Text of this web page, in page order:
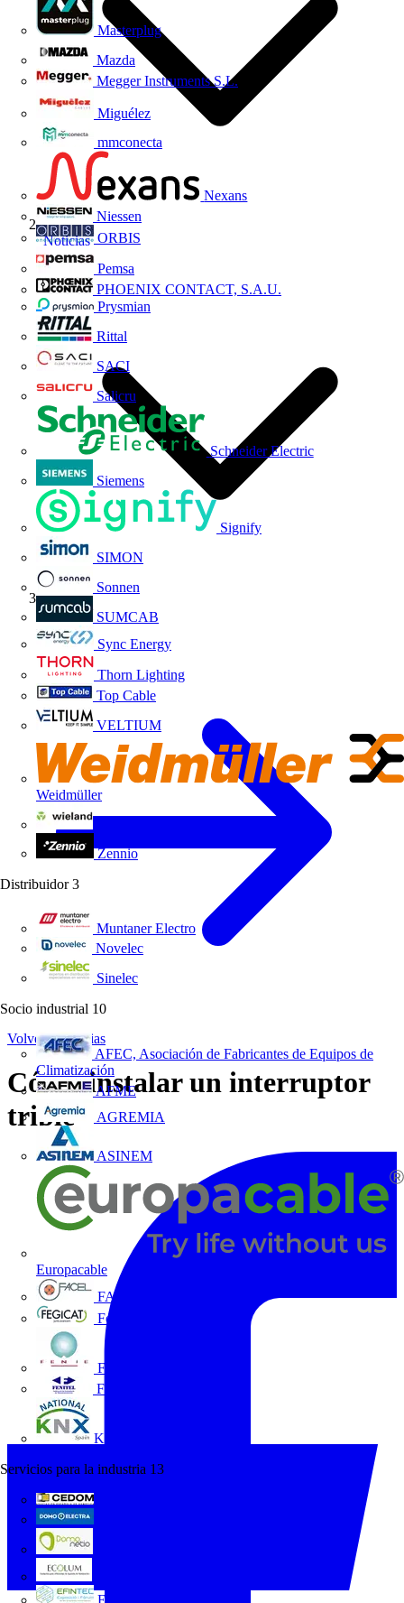
Masterplug
Mazda
Megger Instruments S.L.
Miguélez
mmconecta
Nexans
Niessen
ORBIS
Pemsa
PHOENIX CONTACT, S.A.U.
Prysmian
Rittal
SACI
Salicru
Schneider Electric
Siemens
Signify
SIMON
Sonnen
SUMCAB
Sync Energy
Thorn Lighting
Top Cable
VELTIUM
Weidmüller
Zennio
Distribuidor 3
Muntaner Electro
Novelec
Sinelec
Socio industrial 10
AFEC, Asociación de Fabricantes de Equipos de
Climatización
AFME
AGREMIA
ASINEM
Europacable
FACEL
Fegicat
FENIE
FENITEL
KNX España
Servicios para la industria 13
Efintec
Noticias
Volti TV
Volver a Noticias
Cómo instalar un interruptor
triple